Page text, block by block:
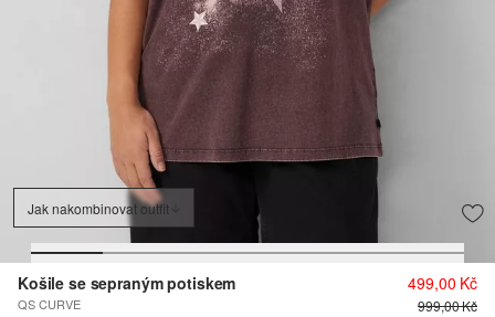
Jak nakombinovat outfit
Košile se sepraným potiskem
QS CURVE
499,00 Kč
999,00 Kč